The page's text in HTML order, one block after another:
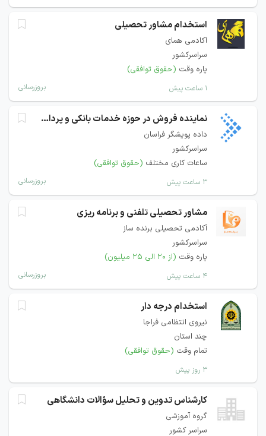
استخدام مشاور تحصیلی
آکادمی همای
سراسرکشور
پاره وقت (حقوق توافقی)
۱ ساعت پیش بروزرسانی
نماینده فروش در حوزه خدمات بانکی و پرداخت
داده پویشگر فراسان
سراسرکشور
ساعات کاری مختلف (حقوق توافقی)
۳ ساعت پیش بروزرسانی
مشاور تحصیلی تلفنی و برنامه ریزی
آکادمی تحصیلی برنده ساز
سراسرکشور
پاره وقت (از ۲۰ الی ۲۵ میلیون)
۴ ساعت پیش بروزرسانی
استخدام درجه دار
نیروی انتظامی فراجا
چند استان
تمام وقت (حقوق توافقی)
۳ روز پیش
کارشناس تدوین و تحلیل سؤالات دانشگاهی
گروه آموزشی
سراسر کشور